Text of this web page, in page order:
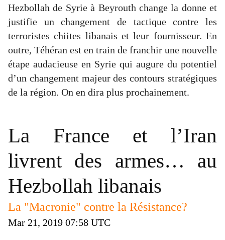
Hezbollah de Syrie à Beyrouth change la donne et
justifie un changement de tactique contre les
terroristes chiites libanais et leur fournisseur. En
outre, Téhéran est en train de franchir une nouvelle
étape audacieuse en Syrie qui augure du potentiel
d’un changement majeur des contours stratégiques
de la région. On en dira plus prochainement.
La France et l’Iran
livrent des armes… au
Hezbollah libanais
La "Macronie" contre la Résistance?
Mar 21, 2019 07:58 UTC